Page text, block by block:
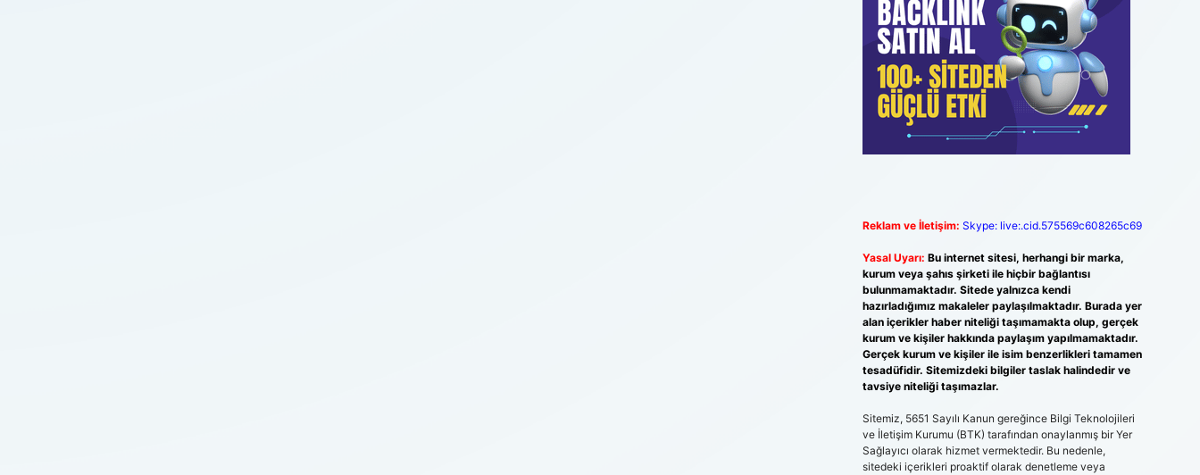
Reklam ve İletişim: Skype: live:.cid.575569c608265c69
Yasal Uyarı: Bu internet sitesi, herhangi bir marka,
kurum veya şahıs şirketi ile hiçbir bağlantısı
bulunmamaktadır. Sitede yalnızca kendi
hazırladığımız makaleler paylaşılmaktadır. Burada yer
alan içerikler haber niteliği taşımamakta olup, gerçek
kurum ve kişiler hakkında paylaşım yapılmamaktadır.
Gerçek kurum ve kişiler ile isim benzerlikleri tamamen
tesadüfidir. Sitemizdeki bilgiler taslak halindedir ve
tavsiye niteliği taşımazlar.
Sitemiz, 5651 Sayılı Kanun gereğince Bilgi Teknolojileri
ve İletişim Kurumu (BTK) tarafından onaylanmış bir Yer
Sağlayıcı olarak hizmet vermektedir. Bu nedenle,
sitedeki içerikleri proaktif olarak denetleme veya